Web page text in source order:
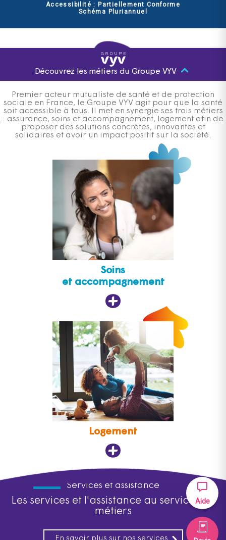
Aide
Accessibilité : Partiellement Conforme
Schéma Pluriannuel
Découvrez les métiers du Groupe VYV
Premier acteur mutualiste de santé et de protection
sociale en France, le Groupe VYV agit pour que la santé
soit accessible à tous. Il met en synergie ses trois métiers
: assurance, soins et accompagnement, logement afin de
proposer des solutions concrètes, innovantes et
solidaires et avoir un impact positif sur la société.
Soins
et accompagnement
Logement
Services et assistance
Les services et l'assistance au service des
métiers